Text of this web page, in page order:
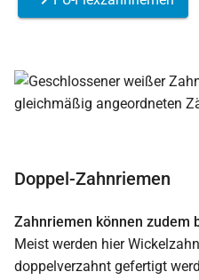
Doppel-Zahnriemen
Zahnriemen können zudem
Meist werden hier
doppelverzahnt gefertigt